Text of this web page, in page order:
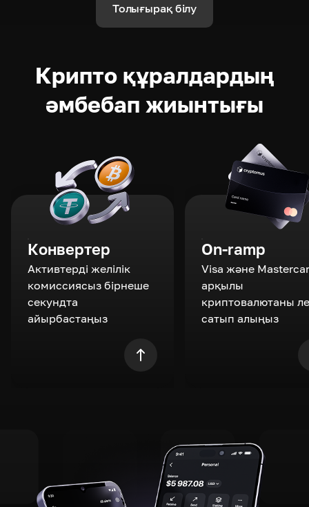
Толығырақ білу
Крипто құралдардың
әмбебап жиынтығы
Конвертер
Активтерді желілік
комиссиясыз бірнеше
секундта
айырбастаңыз
On-ramp
Visa және
арқылы
криптовалютаны
сатып алыңыз